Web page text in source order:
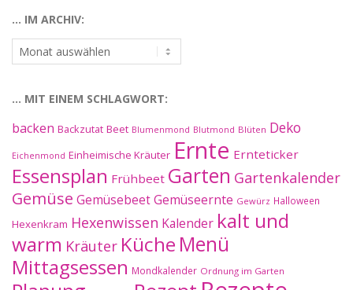
… IM ARCHIV:
…
im
… MIT EINEM SCHLAGWORT:
backen Backzutat Beet Blumenmond Blutmond Blüten Deko
Eichenmond Einheimische Kräuter Ernte Ernteticker
Essensplan Frühbeet Garten Gartenkalender
Gemüse GemüsebeetGemüseernte Gewürz Halloween
Hexenkram Hexenwissen Kalender kalt und
warm Kräuter Küche Menü
Mittagsessen Mondkalender Ordnung im Garten